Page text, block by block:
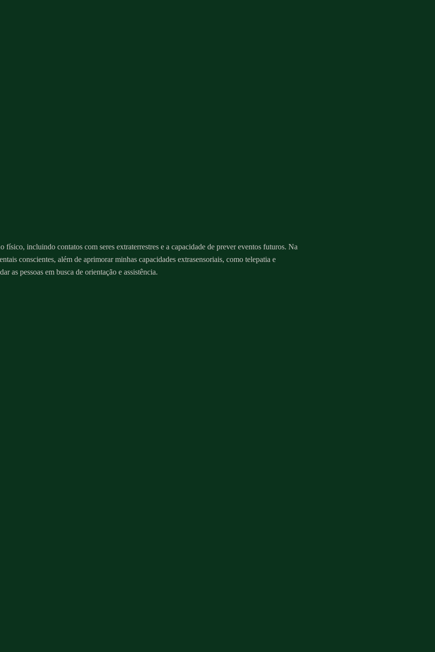
incluindo contatos com seres extraterrestres e a capacidade de prever eventos futuros. Na
conscientes, além de aprimorar minhas capacidades extrasensoriais, como telepatia e
as pessoas em busca de orientação e assistência.